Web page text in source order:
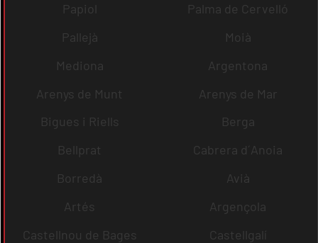
Papiol
Palma de Cervelló
Pallejà
Moià
Mediona
Argentona
Arenys de Munt
Arenys de Mar
Bigues i Riells
Berga
Bellprat
Cabrera d´Anoia
Borredà
Avià
Artés
Argençola
Castellnou de Bages
Castellgalí